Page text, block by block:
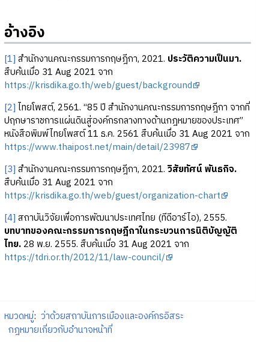
อ้างอิง
[1] สำนักงานคณะกรรมการกฤษฎีกา, 2021. ประวัติความเป็นมา.
สืบค้นเมื่อ 31 Aug 2021 จาก
https://krisdika.go.th/web/guest/background
[2] ไทยโพสต์, 2561. “85 ปี สำนักงานคณะกรรมการกฤษฎีกา จากที่
ปฤกษาราชการแผ่นดินสู่องค์กรกลางทางด้านกฎหมายของประเทศ”
หนังสือพิมพ์ไทยโพสต์ 11 ธ.ค. 2561 สืบค้นเมื่อ 31 Aug 2021 จาก
https://www.thaipost.net/main/detail/23987
[3] สำนักงานคณะกรรมการกฤษฎีกา, 2021. วิสัยทัศน์ พันธกิจ.
สืบค้นเมื่อ 31 Aug 2021 จาก
https://krisdika.go.th/web/guest/organization-chart
[4] สถาบันวิจัยเพื่อการพัฒนาประเทศไทย (ทีดีอาร์ไอ), 2555.
บทบาทของคณะกรรมการกฤษฎีกาในกระบวนการนิติบัญญัติ
ไทย.28 พ.ย. 2555. สืบค้นเมื่อ 31 Aug 2021 จาก
https://tdri.or.th/2012/11/law-council/
หมวดหมู่: ว่าด้วยสถาบันการเมืองและองค์กรอิสระ
กฎหมายเกี่ยวกับอำนาจหน้าที่